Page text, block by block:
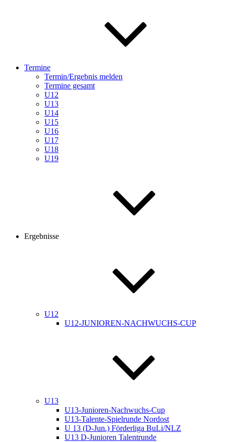
Termine
Termin/Ergebnis melden
Termine gesamt
U12
U13
U14
U15
U16
U17
U18
U19
Ergebnisse
U12
U12-JUNIOREN-NACHWUCHS-CUP
U13
U13-Junioren-Nachwuchs-Cup
U13-Talente-Spielrunde Nordost
U 13 (D-Jun.) Förderliga BuLi/NLZ
U13 D-Junioren Talentrunde